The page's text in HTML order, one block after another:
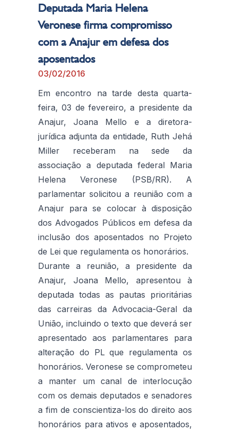
Deputada Maria Helena
Veronese firma compromisso
com a Anajur em defesa dos
aposentados
03/02/2016
Em encontro na tarde desta quarta-
feira, 03 de fevereiro, a presidente da
Anajur, Joana Mello e a diretora-
jurídica adjunta da entidade, Ruth Jehá
Miller receberam na sede da
associação a deputada federal Maria
Helena Veronese (PSB/RR). A
parlamentar solicitou a reunião com a
Anajur para se colocar à disposição
dos Advogados Públicos em defesa da
inclusão dos aposentados no Projeto
de Lei que regulamenta os honorários.
Durante a reunião, a presidente da
Anajur, Joana Mello, apresentou à
deputada todas as pautas prioritárias
das carreiras da Advocacia-Geral da
União, incluindo o texto que deverá ser
apresentado aos parlamentares para
alteração do PL que regulamenta os
honorários. Veronese se comprometeu
a manter um canal de interlocução
com os demais deputados e senadores
a fim de conscientiza-los do direito aos
honorários para ativos e aposentados,